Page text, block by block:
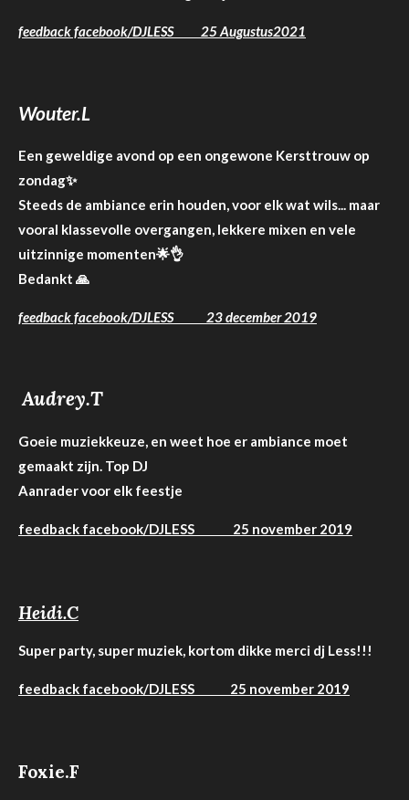
feedback facebook/DJLESS 25 Augustus2021
Wouter.L
Een geweldige avond op een ongewone Kersttrouw op
zondag✨
Steeds de ambiance erin houden, voor elk wat wils... maar
vooral klassevolle overgangen, lekkere mixen en vele
uitzinnige momenten🌟👌
Bedankt 🙏
feedback facebook/DJLESS 23 december 2019
Audrey.T
Goeie muziekkeuze, en weet hoe er ambiance moet
gemaakt zijn. Top DJ
Aanrader voor elk feestje
feedback facebook/DJLESS 25 november 2019
Heidi.C
Super party, super muziek, kortom dikke merci dj Less!!!
feedback facebook/DJLESS 25 november 2019
Foxie.F